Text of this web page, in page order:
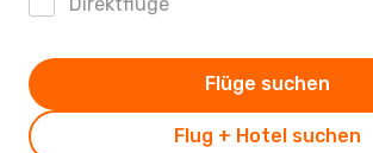
Flug + Hotel suchen
Flüge suchen